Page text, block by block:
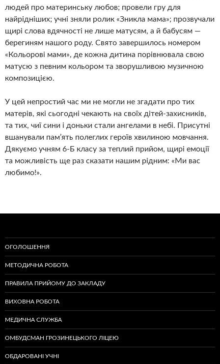
людей про материнську любов; провели гру для
найрідніших; учні зняли ролик «Зникла мама»; прозвучали
щирі слова вдячності не лише матусям, а й бабусям —
берегиням нашого роду. Свято завершилось номером
«Кольорові мами», де кожна дитина порівнювала свою
матусю з певним кольором та зворушливою музичною
композицією.
У цей непростий час ми не могли не згадати про тих
матерів, які сьогодні чекають на своїх дітей-захисників,
та тих, чиї сини і доньки стали ангелами в небі. Присутні
вшанували пам’ять полеглих героїв хвилиною мовчання.
Дякуємо учням 6-Б класу за теплий прийом, щирі емоції
та можливість ще раз сказати нашим рідним: «Ми вас
любимо!».
ОГОЛОШЕННЯ
МЕТОДИЧНА РОБОТА
ПРАВИЛА ПРИЙОМУ ДО ЗАКЛАДУ
ВИХОВНА РОБОТА
МЕДИЧНА СЛУЖБА
ОМБУДСМАН ГРОЗИНЕЦЬКОГО ЛІЦЕЮ
ОБДАРОВАНІ УЧНІ